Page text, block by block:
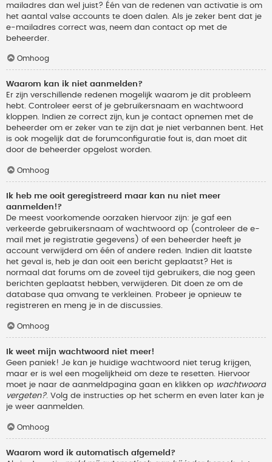
mailadres dan wel juist? Één van de redenen van activatie is om
het aantal valse accounts te doen dalen. Als je zeker bent dat je
e-mailadres correct was, neem dan contact op met de
beheerder.
Omhoog
Waarom kan ik niet aanmelden?
Er zijn verschillende redenen mogelijk waarom je dit probleem
hebt. Controleer eerst of je gebruikersnaam en wachtwoord
kloppen. Indien ze correct zijn, kun je contact opnemen met de
beheerder om er zeker van te zijn dat je niet verbannen bent. Het
is ook mogelijk dat de forumconfiguratie fout is, dan moet dit
door de beheerder opgelost worden.
Omhoog
Ik heb me ooit geregistreerd maar kan nu niet meer
aanmelden!?
De meest voorkomende oorzaken hiervoor zijn: je gaf een
verkeerde gebruikersnaam of wachtwoord op (controleer de e-
mail met je registratie gegevens) of een beheerder heeft je
account verwijderd om één of andere reden. Indien dit laatste
het geval is, heb je dan ooit een bericht geplaatst? Het is
normaal dat forums om de zoveel tijd gebruikers, die nog geen
berichten geplaatst hebben, verwijderen. Dit doen ze om de
database qua omvang te verkleinen. Probeer je opnieuw te
registreren en meng je in de discussies.
Omhoog
Ik weet mijn wachtwoord niet meer!
Geen paniek! Je kan je huidige wachtwoord niet terug krijgen,
maar er is wel een mogelijkheid om deze te resetten. Hiervoor
moet je naar de aanmeldpagina gaan en klikken op wachtwoord
vergeten?. Volg de instructies op het scherm en even later kan je
je weer aanmelden.
Omhoog
Waarom word ik automatisch afgemeld?